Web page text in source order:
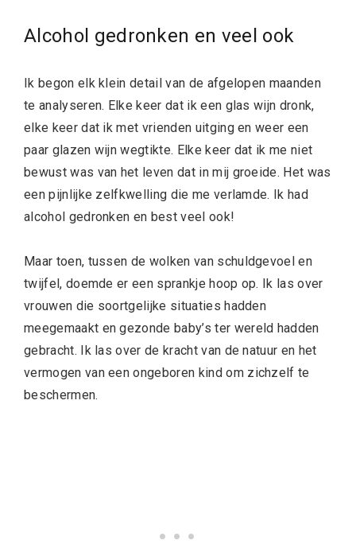
Alcohol gedronken en veel ook
Ik begon elk klein detail van de afgelopen maanden
te analyseren. Elke keer dat ik een glas wijn dronk,
elke keer dat ik met vrienden uitging en weer een
paar glazen wijn wegtikte. Elke keer dat ik me niet
bewust was van het leven dat in mij groeide. Het was
een pijnlijke zelfkwelling die me verlamde. Ik had
alcohol gedronken en best veel ook!
Maar toen, tussen de wolken van schuldgevoel en
twijfel, doemde er een sprankje hoop op. Ik las over
vrouwen die soortgelijke situaties hadden
meegemaakt en gezonde baby’s ter wereld hadden
gebracht. Ik las over de kracht van de natuur en het
vermogen van een ongeboren kind om zichzelf te
beschermen.